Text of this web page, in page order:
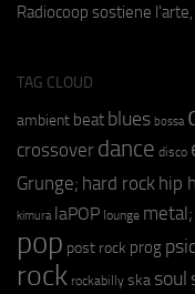
Radiocoop sostiene
TAG CLOUD
ambient beat blues bossa
crossover dance disco
Grunge; hard rock hip
kimura laPOP lounge metal;
pop post rock prog
rock rockabilly ska soul